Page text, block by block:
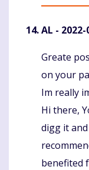
AL - 2022-
Greate
on your
Im really
Hi there,
digg it
benefited